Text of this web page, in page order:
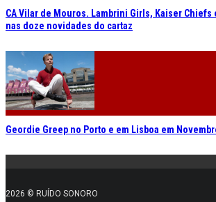
CA Vilar de Mouros. Lambrini Girls, Kaiser Chiefs
nas doze novidades do cartaz
Geordie Greep no Porto e em Lisboa em
2026 © RUÍDO SONORO